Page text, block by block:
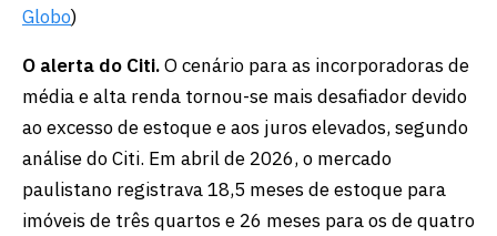
Globo)
O alerta do Citi.O cenário para as incorporadoras de
média e alta renda tornou-se mais desafiador devido
ao excesso de estoque e aos juros elevados, segundo
análise do Citi. Em abril de 2026, o mercado
paulistano registrava 18,5 meses de estoque para
imóveis de três quartos e 26 meses para os de quatro